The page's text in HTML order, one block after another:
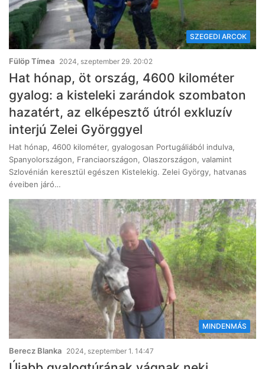
SZEGEDI ARCOK
Fülöp Tímea 2024, szeptember 29. 20:02
Hat hónap, öt ország, 4600 kilométer
gyalog: a kisteleki zarándok szombaton
hazatért, az elképesztő útról exkluzív
interjú Zelei Györggyel
Hat hónap, 4600 kilométer, gyalogosan Portugáliából indulva,
Spanyolországon, Franciaországon, Olaszországon, valamint
Szlovénián keresztül egészen Kistelekig. Zelei György, hatvanas
éveiben járó…
MINDENMÁS
Berecz Blanka 2024, szeptember 1. 14:47